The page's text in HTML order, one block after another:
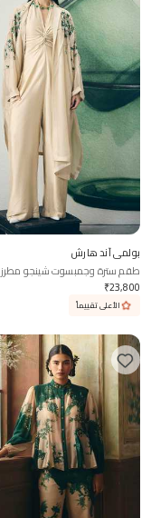
بولمي آند هارش
طقم سترة وجمبسوت شينجو مطرز
₹23,800
الأعلى تقييماً